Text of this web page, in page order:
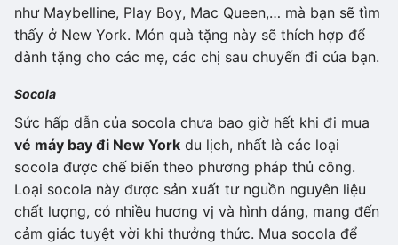
như Maybelline, Play Boy, Mac Queen,… mà bạn sẽ tìm
thấy ở New York. Món quà tặng này sẽ thích hợp để
dành tặng cho các mẹ, các chị sau chuyến đi của bạn.
Socola
Sức hấp dẫn của socola chưa bao giờ hết khi đi mua
vé máy bay đi New York du lịch, nhất là các loại
socola được chế biến theo phương pháp thủ công.
Loại socola này được sản xuất tư nguồn nguyên liệu
chất lượng, có nhiều hương vị và hình dáng, mang đến
cảm giác tuyệt vời khi thưởng thức. Mua socola để